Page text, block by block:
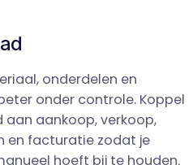
onderdelen en
onder controle. Koppel
aan aankoop, verkoop,
en facturatie zodat je
hoeft bij te houden.